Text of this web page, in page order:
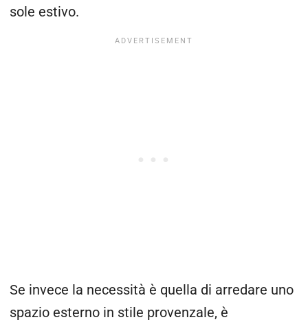
sole estivo.
Se invece la necessità è quella di arredare uno
spazio esterno in stile provenzale, è